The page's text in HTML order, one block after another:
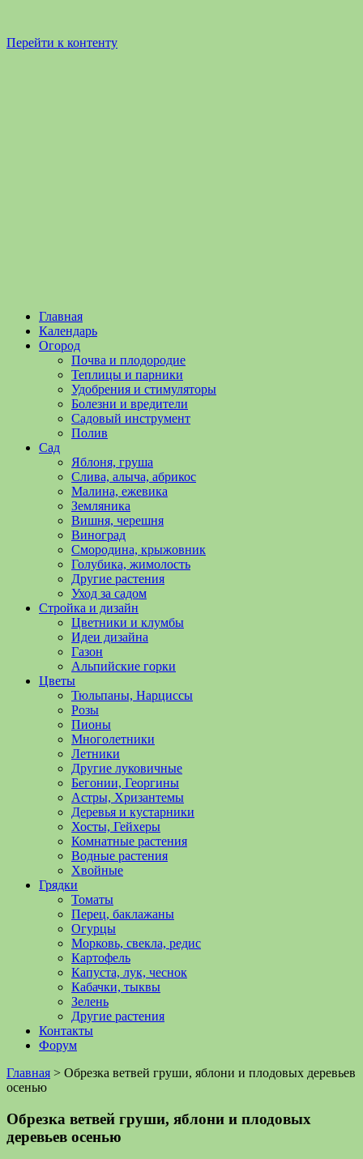
Перейти к контенту
Садоводство
Огородничество
Садоводство
огородничество
полезные
уходу
овощами,
растениями
Поможем
обустройстве
выращивании
Главная
Календарь
Огород
Почва и плодородие
Теплицы и парники
Удобрения и стимуляторы
Болезни и вредители
Садовый инструмент
Полив
Сад
Яблоня, груша
Слива, алыча, абрикос
Малина, ежевика
Земляника
Вишня, черешня
Виноград
Смородина, крыжовник
Голубика, жимолость
Другие растения
Уход за садом
Стройка и дизайн
Цветники и клумбы
Идеи дизайна
Газон
Альпийские горки
Цветы
Тюльпаны, Нарциссы
Розы
Пионы
Многолетники
Летники
Другие луковичные
Бегонии, Георгины
Астры, Хризантемы
Деревья и кустарники
Хосты, Гейхеры
Комнатные растения
Водные растения
Хвойные
Грядки
Томаты
Перец, баклажаны
Огурцы
Морковь, свекла, редис
Картофель
Капуста, лук, чеснок
Кабачки, тыквы
Зелень
Другие растения
Контакты
Форум
Главная > Обрезка ветвей груши, яблони и плодовых деревьев
осенью
Обрезка ветвей груши, яблони и плодовых
деревьев осенью